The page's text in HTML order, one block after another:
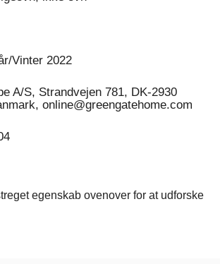
Vinter 2022
A/S, Strandvejen 781, DK-2930
online@greengatehome.com
egenskab ovenover for at udforske